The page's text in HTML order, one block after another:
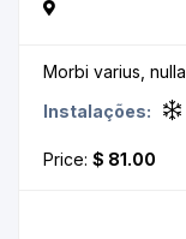
Morbi varius,
Instalações:
Price: $ 81.00